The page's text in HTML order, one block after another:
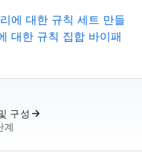
에 대한 규칙 세트 만들
대한 규칙 집합 바이패
구성
계